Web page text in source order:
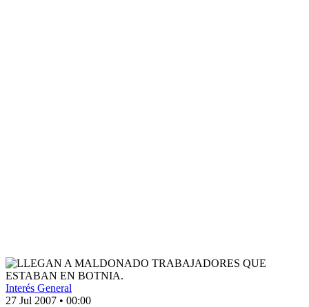
Interés General
27 Jul 2007 • 00:00